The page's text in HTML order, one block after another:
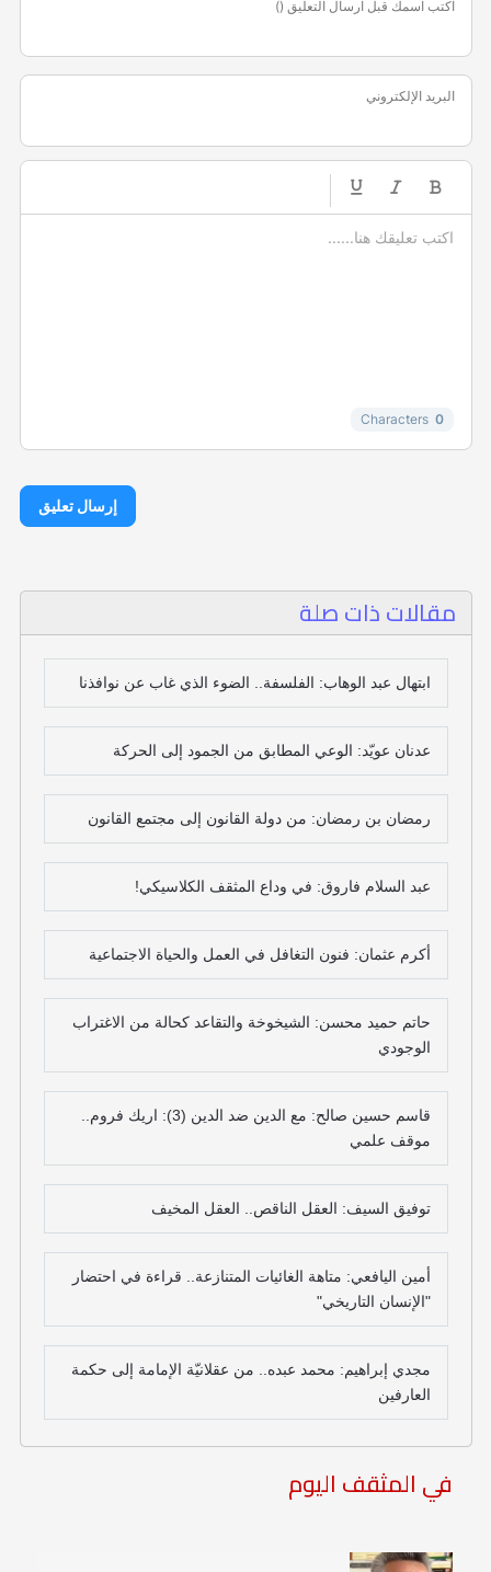
اكتب اسمك قبل ارسال التعليق ()
البريد الإلكتروني
-
-
0
Characters
إرسال تعليق
مقالات ذات صلة
ابتهال عبد الوهاب: الفلسفة.. الضوء الذي غاب عن نوافذنا
عدنان عويّد: الوعي المطابق من الجمود إلى الحركة
رمضان بن رمضان: من دولة القانون إلى مجتمع القانون
عبد السلام فاروق: في وداع المثقف الكلاسيكي!
أكرم عثمان: فنون التغافل في العمل والحياة الاجتماعية
حاتم حميد محسن: الشيخوخة والتقاعد كحالة من الاغتراب
الوجودي
قاسم حسين صالح: مع الدين ضد الدين (3): اريك فروم..
موقف علمي
توفيق السيف: العقل الناقص.. العقل المخيف
أمين اليافعي: متاهة الغائيات المتنازعة.. قراءة في احتضار
"الإنسان التاريخي"
مجدي إبراهيم: محمد عبده.. من عقلانيّة الإمامة إلى حكمة
العارفين
في المثقف اليوم